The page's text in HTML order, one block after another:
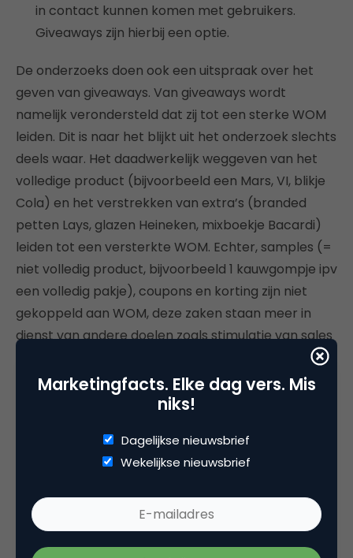
in contact kunnen komen met gebruikers.
Giveaways zijn hierbij een optie.
De onderzoeks doen ook een uitspraak over het
geven van giveaways. Van giveaways wordt
namelijk verondersteld dat zij tot een sterke WOM
leiden. Dit is naar het blijkt uit het onderzoek slechts
deels waar. Het daadwerkelijk weggeven van het
volledige product (bijvoorbeeld een Mars, VI, blikje
Cola) en het verstrekken van extra’s (branded
petten Lays, glazen Heineken, mixboekje Bacardi)
leiden tot een versterkte WOM. Echter, samples (=
niet volledig product, bijvoorbeeld 1 kauwgompje ipv
een volledig pakje), coupons en korting zijn niet
gekoppeld aan WOM, deze zaken staan meer in
dienst van andere doelen zoals stimulatie van sales
of de kwaliteit van het gesprek over het product.
Dus: als je wilt dat mensen langdurig over je product
bovenal voor een aanpak die de toegankelijkheid
Deel dit artikel
Marketingfacts. Elke dag vers. Mis
niks!
Dagelijkse nieuwsbrief
Wekelijkse nieuwsbrief